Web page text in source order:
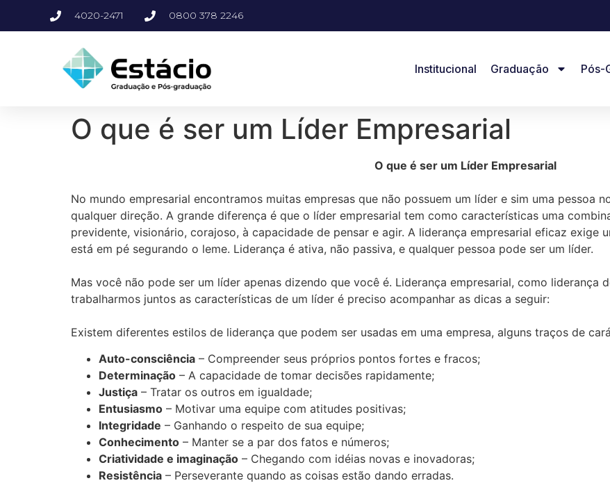
4020-2471 0800 378 2246
Institucional Graduação Pós-
O que é ser um Líder Empresarial
O que é ser um Líder Empresarial
No mundo empresarial encontramos muitas empresas que não possuem um líder e sim uma pessoa
qualquer direção. A grande diferença é que o líder empresarial tem como características uma
previdente, visionário, corajoso, à capacidade de pensar e agir. A liderança empresarial eficaz exige
está em pé segurando o leme. Liderança é ativa, não passiva, e qualquer pessoa pode ser um líder.
Mas você não pode ser um líder apenas dizendo que você é. Liderança empresarial, como liderança
trabalharmos juntos as características de um líder é preciso acompanhar as dicas a seguir:
Existem diferentes estilos de liderança que podem ser usadas em uma empresa, alguns traços de
Auto-consciência – Compreender seus próprios pontos fortes e fracos;
Determinação – A capacidade de tomar decisões rapidamente;
Justiça – Tratar os outros em igualdade;
Entusiasmo – Motivar uma equipe com atitudes positivas;
Integridade – Ganhando o respeito de sua equipe;
Conhecimento – Manter se a par dos fatos e números;
Criatividade e imaginação – Chegando com idéias novas e inovadoras;
Resistência – Perseverante quando as coisas estão dando erradas.